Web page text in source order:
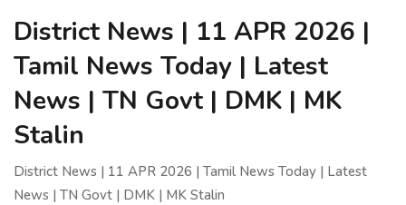
District News | 11 APR 2026 |
Tamil News Today | Latest
News | TN Govt | DMK | MK
Stalin
District News | 11 APR 2026 | Tamil News Today | Latest
News | TN Govt | DMK | MK Stalin